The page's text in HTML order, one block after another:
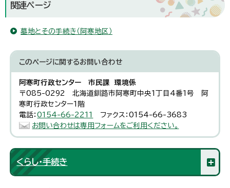
関連ページ
墓地とその手続き（阿寒地区）
このページに関するお問い合わせ
阿寒町行政センター 市民課 環境係
〒085-0292 北海道釧路市阿寒町中央1丁目4番1号 阿
寒町行政センター1階
電話：0154-66-2211
ファクス：0154-66-3683
お問い合わせは専用フォームをご利用ください。
くらし・手続き